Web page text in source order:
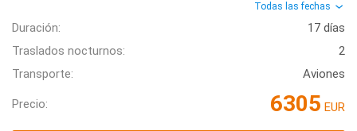
Todas las fechas
Duración:
17 días
Traslados nocturnos:
2
Transporte:
Aviones
Precio: 6305 EUR